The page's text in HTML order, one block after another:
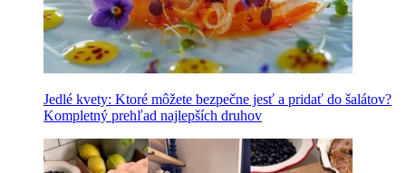
Jedlé kvety: Ktoré môžete bezpečne jesť a pridať do šalátov?
Kompletný prehľad najlepších druhov